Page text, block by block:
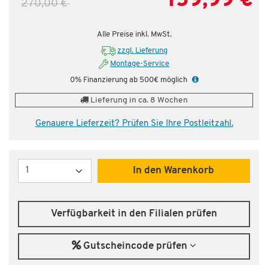
270,00 €
Alle Preise inkl. MwSt.
zzgl. Lieferung
Montage-Service
0% Finanzierung ab 500€ möglich
Lieferung in ca. 8 Wochen
Genauere Lieferzeit? Prüfen Sie Ihre Postleitzahl.
Menge
In den Warenkorb
Verfügbarkeit in den Filialen prüfen
Gutscheincode prüfen